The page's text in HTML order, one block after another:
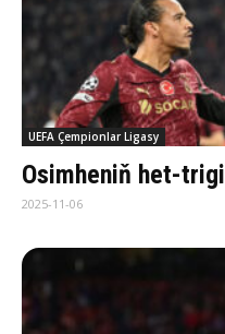
UEFA Çempionlar Ligasy
Osimheniň het-trigi
2025-11-06